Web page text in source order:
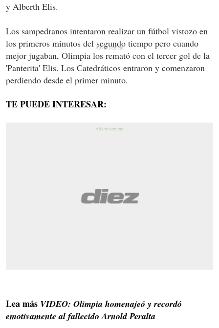
y Alberth Elis.
Los sampedranos intentaron realizar un fútbol vistozo en
los primeros minutos del segundo tiempo pero cuando
mejor jugaban, Olimpia los remató con el tercer gol de la
'Panterita' Elis. Los Catedráticos entraron y comenzaron
perdiendo desde el primer minuto.
TE PUEDE INTERESAR:
Lea más VIDEO: Olimpia homenajeó y recordó
emotivamente al fallecido Arnold Peralta